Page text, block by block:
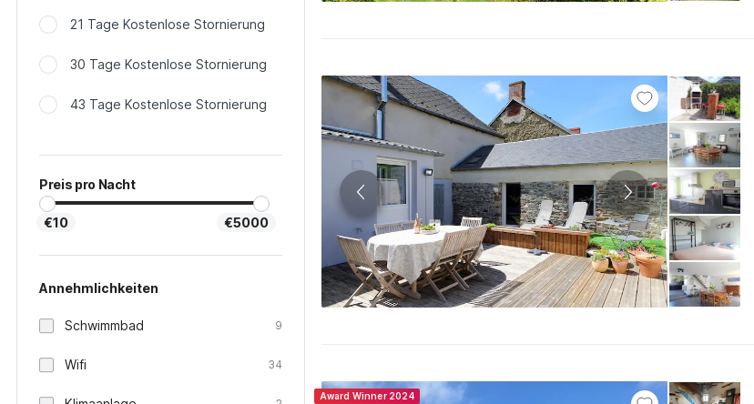
21 Tage Kostenlose Stornierung
30 Tage Kostenlose Stornierung
43 Tage Kostenlose Stornierung
Preis pro Nacht
€10 €5000
Annehmlichkeiten
Schwimmbad 9
Wifi 34
Award Winner 2024